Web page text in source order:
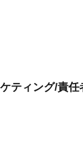
ティング/責任